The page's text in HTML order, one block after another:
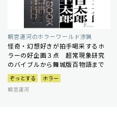
朝宮運河のホラーワールド渉猟
怪奇・幻想好きが拍手喝采するホ
ラーの好企画３点 超常現象研究
のバイブルから舞城版百物語まで
ぞっとする
ホラー
朝宮運河